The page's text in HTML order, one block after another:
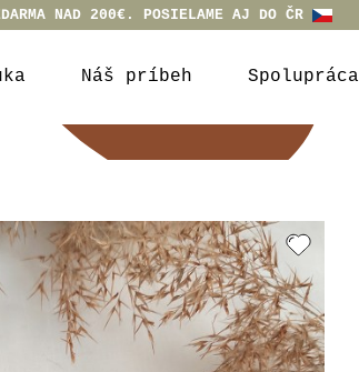
NAD 200€. POSIELAME AJ DO ČR
Náš príbeh Spolupráca